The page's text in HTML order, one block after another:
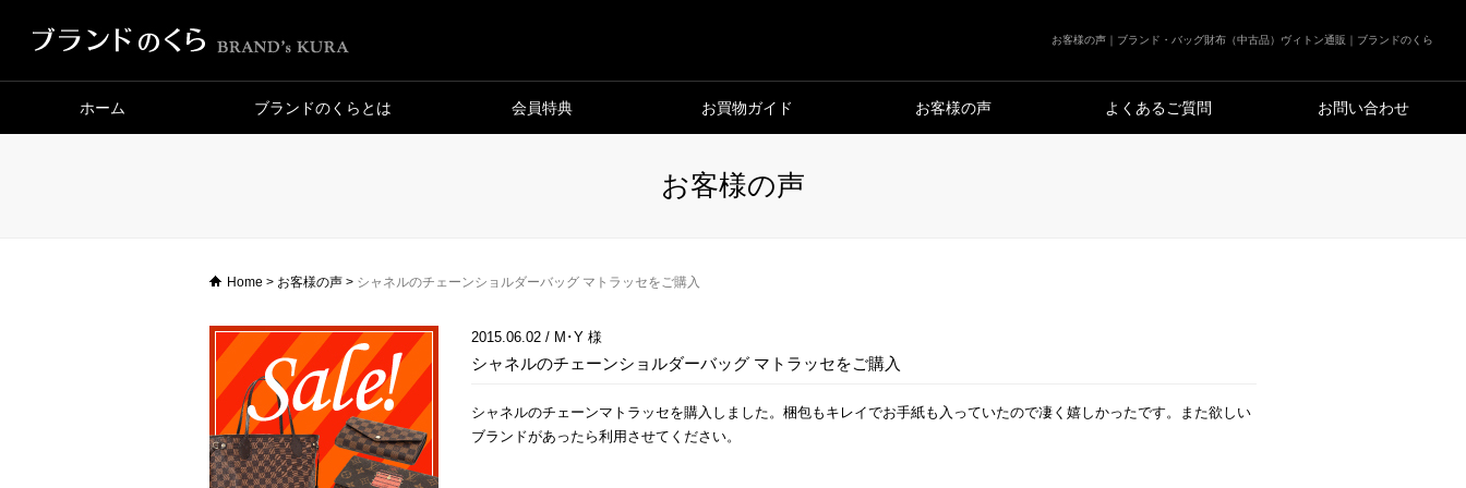
お客様の声｜ブランド・バッグ財布（中古品）ヴィトン通販｜ブランドのくら
ホーム ブランドのくらとは 会員特典 お買物ガイド お客様の声 よくあるご質問 お問い合わせ
お客様の声
Home > お客様の声 > シャネルのチェーンショルダーバッグ マトラッセをご購入
2015.06.02 / M･Y 様
シャネルのチェーンショルダーバッグ マトラッセをご購入
シャネルのチェーンマトラッセを購入しました。梱包もキレイでお手紙も入っていたので凄く嬉しかったです。また欲しい
ブランドがあったら利用させてください。